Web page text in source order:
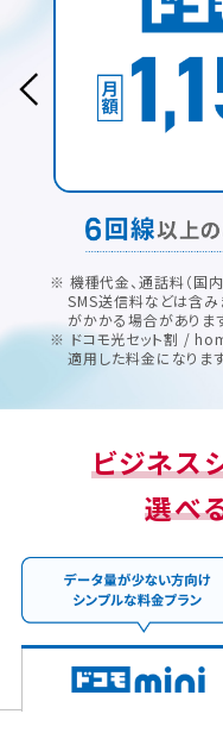
※ 機種代金、通話料（国
SMS送信料などは含み
がかかる場合がありま
※ ドコモ光セット割 /
適用した料金になります
ビジネス
選べ